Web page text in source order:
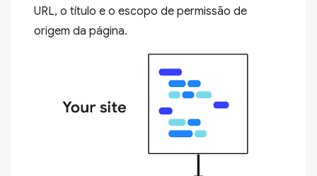
URL, o título e o escopo de permissão de
origem da página.